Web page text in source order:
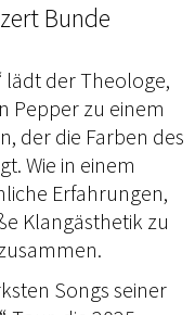
Bunde
lädt der Theologe,
Pepper zu einem
der die Farben des
Wie in einem
Erfahrungen,
Klangästhetik zu
Songs seiner